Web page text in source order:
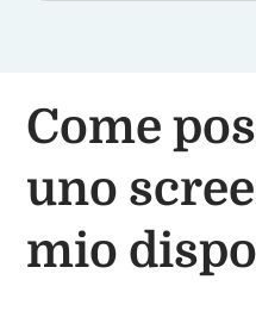
Come
uno
mio